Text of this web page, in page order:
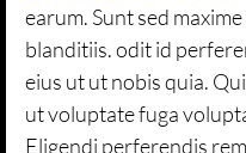
earum. Sunt sed
blanditiis. odit id
eius ut ut nobis quia.
ut voluptate fuga
Eligendi perferendis